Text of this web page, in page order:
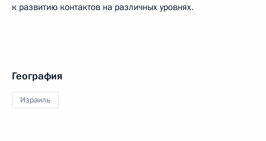
к развитию контактов на различных уровнях.
География
Израиль